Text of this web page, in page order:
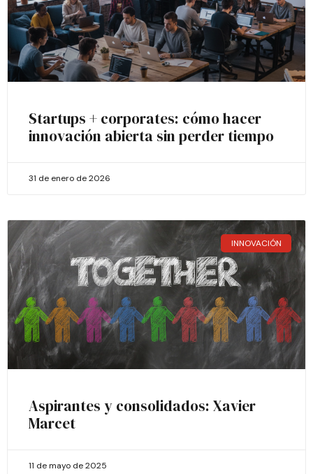
Startups + corporates: cómo hacer
innovación abierta sin perder tiempo
31 de enero de 2026
INNOVACIÓN
Aspirantes y consolidados: Xavier
Marcet
11 de mayo de 2025